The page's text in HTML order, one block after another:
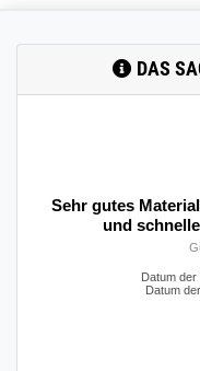
DAS
Sehr gutes
und
Datum
Datum